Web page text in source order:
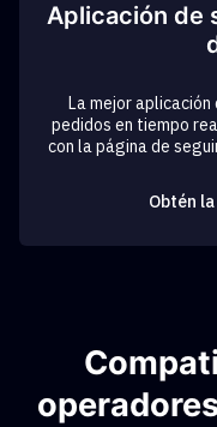
Aplicación de
La mejor
pedidos en tiempo
con la página de
Obtén